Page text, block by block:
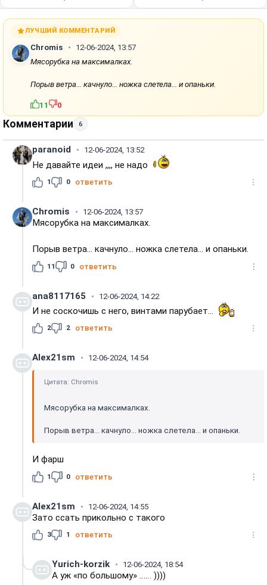
ЛУЧШИЙ КОММЕНТАРИЙ
Chromis
12-06-2024, 13:57
Мясорубка на максималках.
Порыв ветра... качнуло... ножка слетела... и опаньки.
11 0
Комментарии 6
paranoid 12-06-2024, 13:52
Не давайте идеи ,,,, не надо
1 0 ответить
Chromis 12-06-2024, 13:57
Мясорубка на максималках.
Порыв ветра... качнуло... ножка слетела... и опаньки.
11 0 ответить
ana8117165 12-06-2024, 14:22
И не соскочишь с него, винтами парубает...
2 2 ответить
Alex21sm 12-06-2024, 14:54
Цитата: Chromis
Мясорубка на максималках.
Порыв ветра... качнуло... ножка слетела... и опаньки.
И фарш
1 0 ответить
Alex21sm 12-06-2024, 14:55
Зато ссать прикольно с такого
3 1 ответить
Yurich-korzik 12-06-2024, 18:54
А уж «по большому» …… ))))